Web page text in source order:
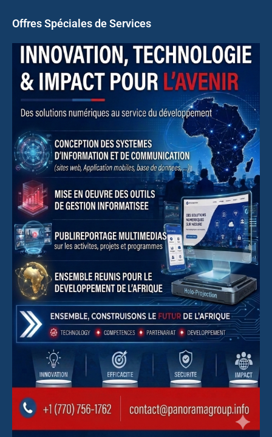
Offres Spéciales de Services